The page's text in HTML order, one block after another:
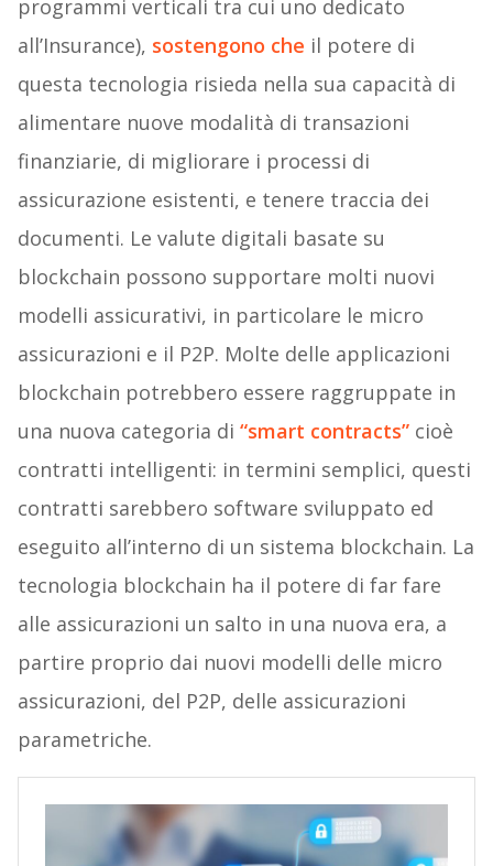
programmi verticali tra cui uno dedicato
all’Insurance), sostengono che il potere di
questa tecnologia risieda nella sua capacità di
alimentare nuove modalità di transazioni
finanziarie, di migliorare i processi di
assicurazione esistenti, e tenere traccia dei
documenti. Le valute digitali basate su
blockchain possono supportare molti nuovi
modelli assicurativi, in particolare le micro
assicurazioni e il P2P. Molte delle applicazioni
blockchain potrebbero essere raggruppate in
una nuova categoria di “smart contracts”cioè
contratti intelligenti: in termini semplici, questi
contratti sarebbero software sviluppato ed
eseguito all’interno di un sistema blockchain. La
tecnologia blockchain ha il potere di far fare
alle assicurazioni un salto in una nuova era, a
partire proprio dai nuovi modelli delle micro
assicurazioni, del P2P, delle assicurazioni
parametriche.